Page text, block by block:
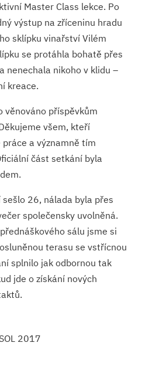
Master Class lekce. Po
výstup na zříceninu hradu
sklípku vinařství Vilém
se protáhla bohatě přes
nenechala nikoho v klidu –
kreace.
věnováno příspěvkům
všem, kteří
a významně tím
část setkání byla
26, nálada byla přes
společensky uvolněná.
sálu jsme si
terasu se vstřícnou
splnilo jak odbornou tak
jde o získání nových
2017